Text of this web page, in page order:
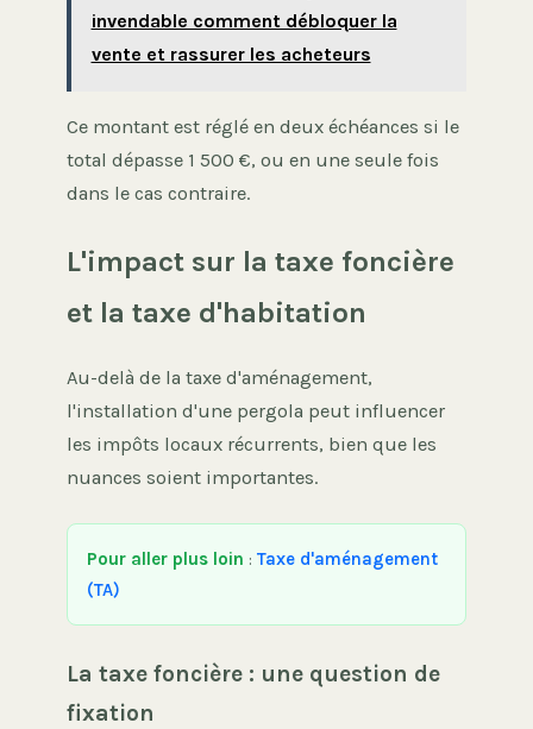
invendable comment débloquer la
vente et rassurer les acheteurs
Ce montant est réglé en deux échéances si le
total dépasse 1 500 €, ou en une seule fois
dans le cas contraire.
L'impact sur la taxe foncière
et la taxe d'habitation
Au-delà de la taxe d'aménagement,
l'installation d'une pergola peut influencer
les impôts locaux récurrents, bien que les
nuances soient importantes.
Pour aller plus loin : Taxe d'aménagement
(TA)
La taxe foncière : une question de
fixation